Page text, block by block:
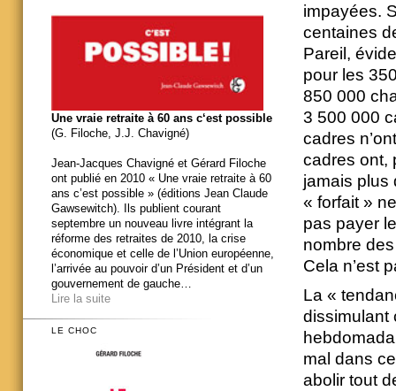
impayées.
centaines
Pareil,
pour les
850 000
3 500 000
cadres
cadres ont,
jamais plus
« forfait »
pas payer
nombre
Cela n’est
La «
dissimulant
mal dans
abolir tout
Une vraie retraite à 60 ans c‘est possible
(G. Filoche, J.J. Chavigné)
Jean-Jacques Chavigné et Gérard Filoche
ont publié en 2010 « Une vraie retraite à 60
ans c’est possible » (éditions Jean Claude
Gawsewitch). Ils publient courant
septembre un nouveau livre intégrant la
réforme des retraites de 2010, la crise
économique et celle de l’Union européenne,
l’arrivée au pouvoir d’un Président et d’un
gouvernement de gauche…
Lire la suite
LE CHOC